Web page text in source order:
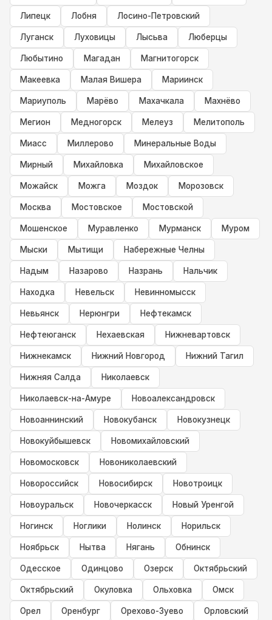
Липецк Лобня Лосино-Петровский
Луганск Луховицы Лысьва Люберцы
Любытино Магадан Магнитогорск
Макеевка Малая Вишера Мариинск
Мариуполь Марёво Махачкала Махнёво
Мегион Медногорск Мелеуз Мелитополь
Миасс Миллерово Минеральные Воды
Мирный Михайловка Михайловское
Можайск Можга Моздок Морозовск
Москва Мостовское Мостовской
Мошенское Муравленко Мурманск Муром
Мыски Мытищи Набережные Челны
Надым Назарово Назрань Нальчик
Находка Невельск Невинномысск
Невьянск Нерюнгри Нефтекамск
Нефтеюганск Нехаевская Нижневартовск
Нижнекамск Нижний Новгород Нижний Тагил
Нижняя Салда Николаевск
Николаевск-на-Амуре Новоалександровск
Новоаннинский Новокубанск Новокузнецк
Новокуйбышевск Новомихайловский
Новомосковск Новониколаевский
Новороссийск Новосибирск Новотроицк
Новоуральск Новочеркасск Новый Уренгой
Ногинск Ноглики Нолинск Норильск
Ноябрьск Нытва Нягань Обнинск
Одесское Одинцово Озерск Октябрьский
Октябрьский Окуловка Ольховка Омск
Орел Оренбург Орехово-Зуево Орловский